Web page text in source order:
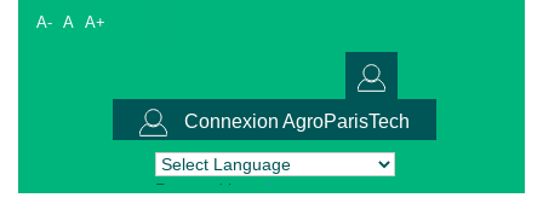
A- A A+
Connexion AgroParisTech
Powered by Translate